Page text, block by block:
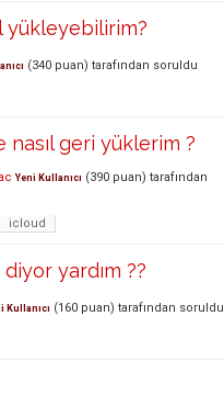
yükleyebilirim?
(340 puan) tarafından soruldu
geri yüklerim ?
Yeni Kullanıcı (390 puan) tarafından
icloud
yardım ??
Kullanıcı (160 puan) tarafından soruldu